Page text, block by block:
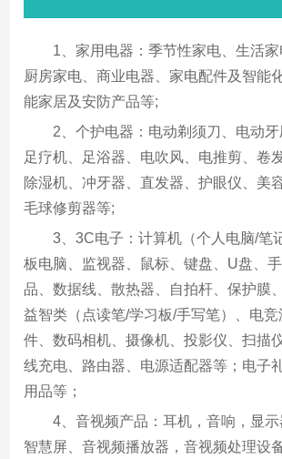
1、家用电器：季节性家电、生活家
厨房家电、商业电器、家电配件及智能
能家居及安防产品等;
2、个护电器：电动剃须刀、电动牙
足疗机、足浴器、电吹风、电推剪、卷
除湿机、冲牙器、直发器、护眼仪、美
毛球修剪器等;
3、3C电子：计算机（个人电脑/笔
板电脑、监视器、鼠标、键盘、U盘、
品、数据线、散热器、自拍杆、保护膜
益智类（点读笔/学习板/手写笔）、电
件、数码相机、摄像机、投影仪、扫描
线充电、路由器、电源适配器等；电子
用品等；
4、音视频产品：耳机，音响，显示
智慧屏、音视频播放器，音视频处理设